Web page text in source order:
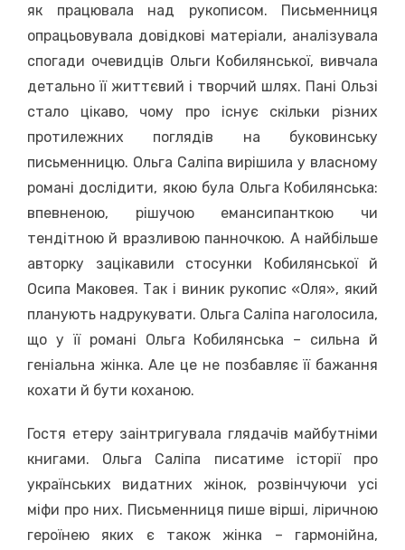
як працювала над рукописом. Письменниця
опрацьовувала довідкові матеріали, аналізувала
спогади очевидців Ольги Кобилянської, вивчала
детально її життєвий і творчий шлях. Пані Ользі
стало цікаво, чому про існує скільки різних
протилежних поглядів на буковинську
письменницю. Ольга Саліпа вирішила у власному
романі дослідити, якою була Ольга Кобилянська:
впевненою, рішучою емансипанткою чи
тендітною й вразливою панночкою. А найбільше
авторку зацікавили стосунки Кобилянської й
Осипа Маковея. Так і виник рукопис «Оля», який
планують надрукувати. Ольга Саліпа наголосила,
що у її романі Ольга Кобилянська – сильна й
геніальна жінка. Але це не позбавляє її бажання
кохати й бути коханою.
Гостя етеру заінтригувала глядачів майбутніми
книгами. Ольга Саліпа писатиме історії про
українських видатних жінок, розвінчуючи усі
міфи про них. Письменниця пише вірші, ліричною
героїнею яких є також жінка – гармонійна,